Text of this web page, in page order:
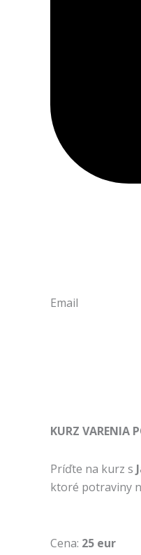
Email
KURZ VARENIA
Príďte na kurz s
ktoré potraviny
Cena: 25 eur